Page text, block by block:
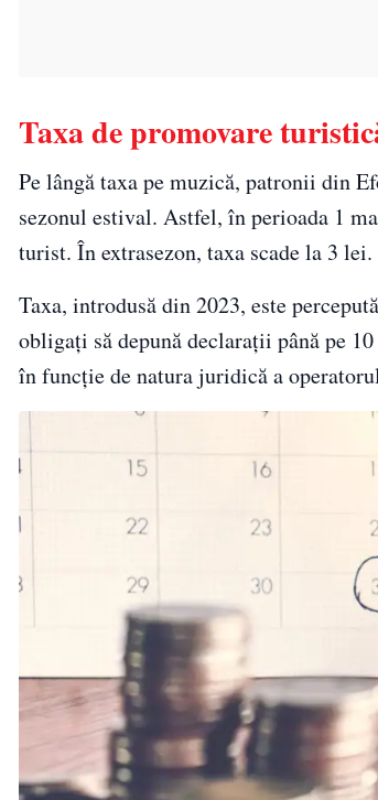
Taxa de promovare
Pe lângă taxa pe muzică, patronii din
sezonul estival. Astfel, în perioada 1
turist. În extrasezon, taxa scade la 3 lei.
Taxa, introdusă din 2023, este
obligați să depună declarații până pe
în funcție de natura juridică a